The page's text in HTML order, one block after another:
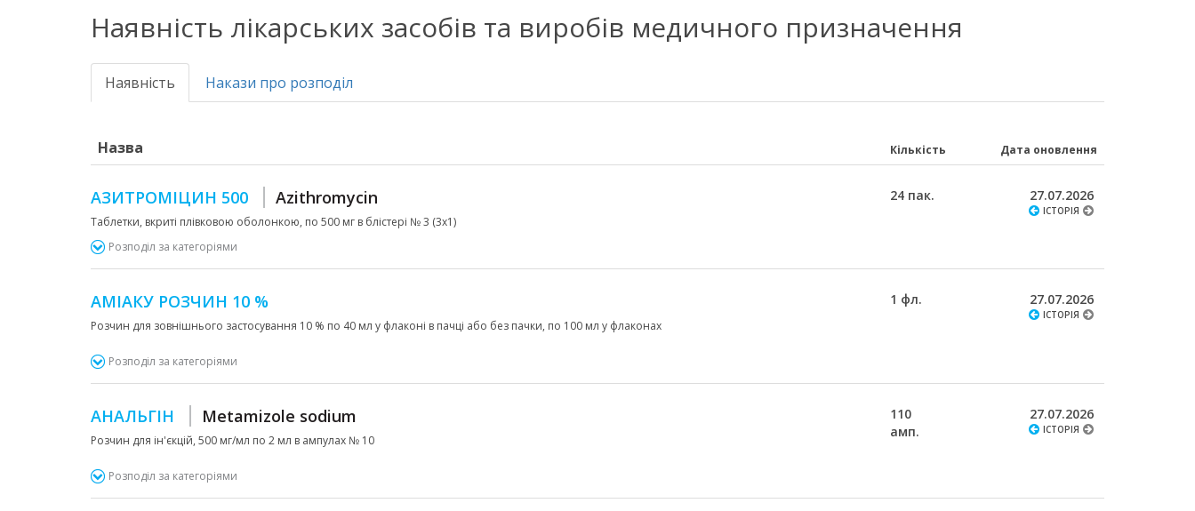
Наявність лікарських засобів та виробів медичного призначення
Наявність Накази про розподіл
Назва Кількість Дата оновлення
АЗИТРОМІЦИН 500 Azithromycin
Таблетки, вкриті плівковою оболонкою, по 500 мг в блістері № 3 (3х1)
24 пак. 27.07.2026
ІСТОРІЯ
Розподіл за категоріями
АМІАКУ РОЗЧИН 10 %
Розчин для зовнішнього застосування 10 % по 40 мл у флаконі в пачці або без пачки, по 100 мл у флаконах
1 фл. 27.07.2026
ІСТОРІЯ
Розподіл за категоріями
АНАЛЬГІН Metamizole sodium
Розчин для ін'єкцій, 500 мг/мл по 2 мл в ампулах № 10
110
амп.
27.07.2026
ІСТОРІЯ
Розподіл за категоріями